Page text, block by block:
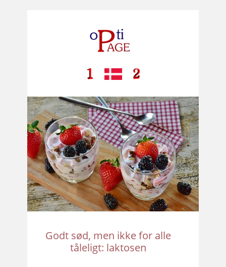
Godt sød, men ikke for alle
tåleligt: laktosen